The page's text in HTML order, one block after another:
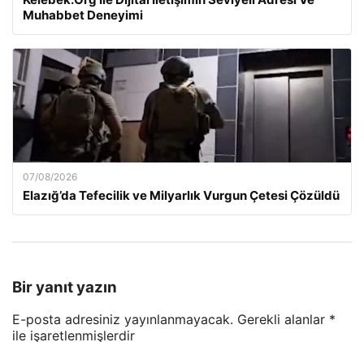
Muhabbet Deneyimi
07/08/2026
Elazığ’da Tefecilik ve Milyarlık Vurgun Çetesi Çözüldü
Bir yanıt yazın
E-posta adresiniz yayınlanmayacak. Gerekli alanlar *
ile işaretlenmişlerdir